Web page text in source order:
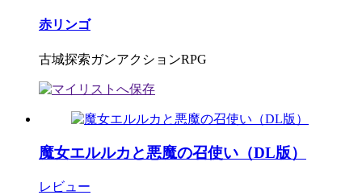
赤リンゴ
古城探索ガンアクションRPG
魔女エルルカと悪魔の召使い（DL版）
レビュー